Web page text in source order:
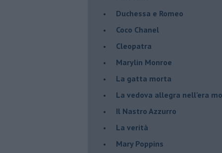
Duchessa e Romeo
Coco Chanel
Cleopatra
Marylin Monroe
La gatta morta
La vedova allegra nell'era
​Il Nastro Azzurro
La verità
Mary Poppins